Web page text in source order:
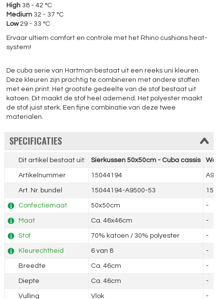
High 38 - 42 °C
Medium 32 - 37 °C
Low 29 - 33 °C
Ervaar ultiem comfort en controle met het Rhino cushions heat-
system!
De cuba serie van Hartman bestaat uit een reeks uni kleuren.
Deze kleuren zijn prachtig te combineren met andere stoffen
met een print. Het grootste gedeelte van de stof bestaat uit
katoen. Dit maakt de stof heel ademend. Het polyester maakt
de stof juist sterk. Een fijne combinatie van deze twee
materialen.
SPECIFICATIES
Dit artikel bestaat uit: Sierkussen 50x50cm - Cuba cassis
Artikelnummer 15044194
Art. Nr. bundel 15044194-A9500-53
Confectiemaat 50x50cm -
Maat Ca. 46x46cm -
Stof 70% katoen / 30% polyester -
Kleurechtheid 6 van 8 -
Breedte Ca. 46cm -
Diepte Ca. 46cm -
Vulling Vlok -